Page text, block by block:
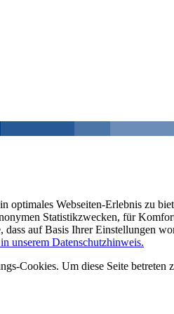
optimales Webseiten-Erlebnis zu
Statistikzwecken, für
dass auf Basis Ihrer Einstellungen
unserem Datenschutzhinweis.
Cookies. Um diese Seite